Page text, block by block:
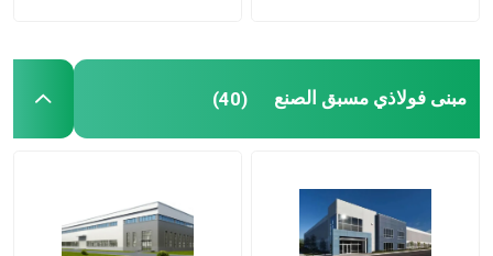
مبنى فولاذي مسبق الصنع (40)